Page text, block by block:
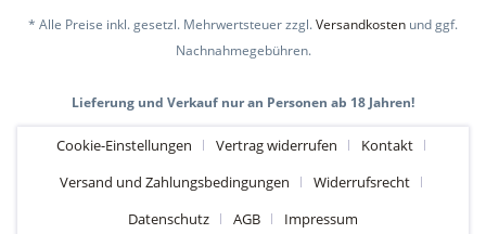
* Alle Preise inkl. gesetzl. Mehrwertsteuer zzgl.Versandkosten und ggf.
Nachnahmegebühren.
Lieferung und Verkauf nur an Personen ab 18 Jahren!
Cookie-Einstellungen Vertrag widerrufen
Kontakt
Versand und Zahlungsbedingungen
Widerrufsrecht
Datenschutz
AGB Impressum